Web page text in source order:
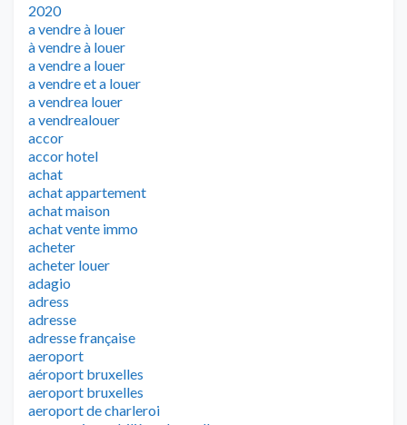
2020
a vendre à louer
à vendre à louer
a vendre a louer
a vendre et a louer
a vendrea louer
a vendrealouer
accor
accor hotel
achat
achat appartement
achat maison
achat vente immo
acheter
acheter louer
adagio
adress
adresse
adresse française
aeroport
aéroport bruxelles
aeroport bruxelles
aeroport de charleroi